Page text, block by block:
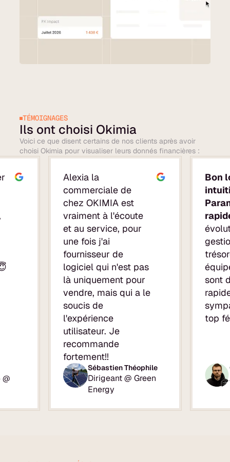
TÉMOIGNAGES
Ils ont choisi Okimia
Voici ce que disent certains de nos clients après avoir
choisi Okimia pour visualiser leurs donnés financières :
Alexia la
commerciale de
chez OKIMIA est
vraiment à l'écoute
et au service, pour
une fois j'ai
fournisseur de
logiciel qui n'est pas
là uniquement pour
vendre, mais qui a le
soucis de
l'expérience
utilisateur. Je
recommande
fortement!!
Sébastien Théophile
Dirigeant @ Green
Energy
Bon
sont
top